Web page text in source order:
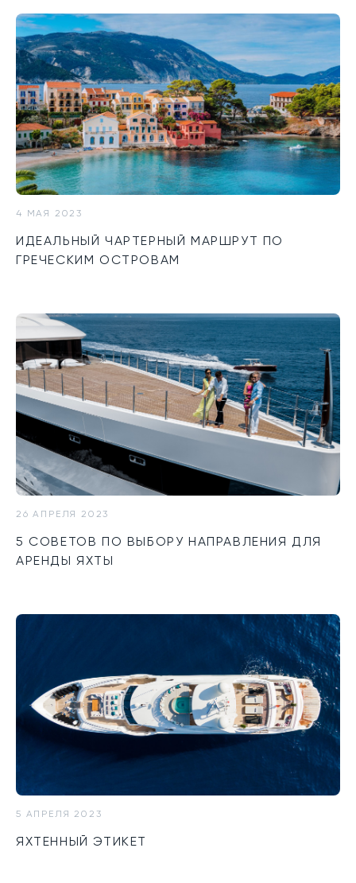
4 МАЯ 2023
ИДЕАЛЬНЫЙ ЧАРТЕРНЫЙ МАРШРУТ ПО
ГРЕЧЕСКИМ ОСТРОВАМ
26 АПРЕЛЯ 2023
5 СОВЕТОВ ПО ВЫБОРУ НАПРАВЛЕНИЯ ДЛЯ
АРЕНДЫ ЯХТЫ
5 АПРЕЛЯ 2023
ЯХТЕННЫЙ ЭТИКЕТ